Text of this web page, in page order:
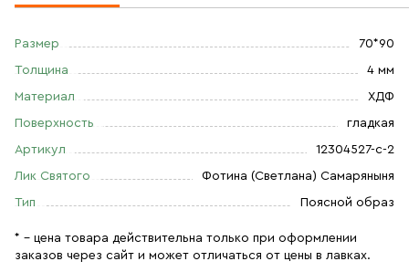
Размер 70*90
Толщина 4 мм
Материал ХДФ
Поверхность гладкая
Артикул 12304527-с-2
Лик Святого Фотина (Светлана) Самаряныня
Тип Поясной образ
* – цена товара действительна только при оформлении
заказов через сайт и может отличаться от цены в лавках.